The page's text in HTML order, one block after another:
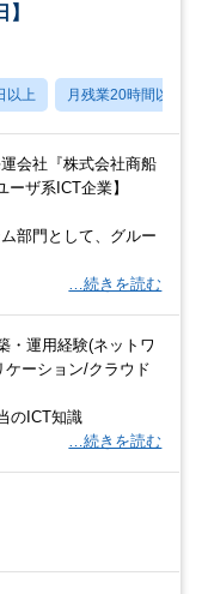
以上 月残業20時間以内
運会社『株式会社商船
ザ系ICT企業】
部門として、グルー
…続きを読む
・運用経験(ネットワ
ケーション/クラウド
のICT知識
…続きを読む